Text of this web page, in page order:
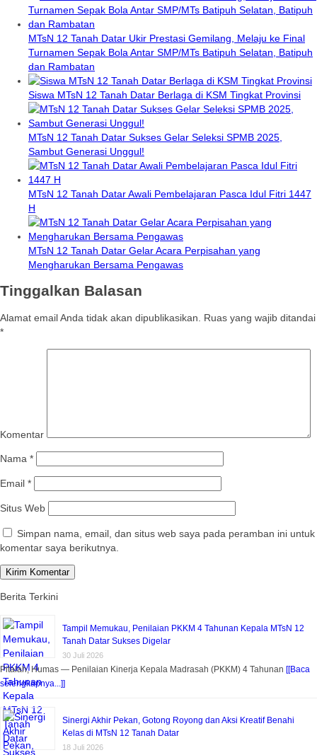
MTsN 12 Tanah Datar Ukir Prestasi Gemilang, Melaju ke Final
Turnamen Sepak Bola Antar SMP/MTs Batipuh Selatan, Batipuh
dan Rambatan
Siswa MTsN 12 Tanah Datar Berlaga di KSM Tingkat Provinsi
MTsN 12 Tanah Datar Sukses Gelar Seleksi SPMB 2025,
Sambut Generasi Unggul!
MTsN 12 Tanah Datar Awali Pembelajaran Pasca Idul Fitri 1447
H
MTsN 12 Tanah Datar Gelar Acara Perpisahan yang
Mengharukan Bersama Pengawas
Tinggalkan Balasan
Alamat email Anda tidak akan dipublikasikan. Ruas yang wajib ditandai
*
Komentar
Nama *
Email *
Situs Web
Simpan nama, email, dan situs web saya pada peramban ini untuk
komentar saya berikutnya.
Berita Terkini
Tampil Memukau, Penilaian PKKM 4 Tahunan Kepala MTsN 12
Tanah Datar Sukses Digelar
30 Juli 2026
Pitalah, Humas — Penilaian Kinerja Kepala Madrasah (PKKM) 4 Tahunan [[Baca
selengkapnya...]]
Sinergi Akhir Pekan, Gotong Royong dan Aksi Kreatif Benahi
Kelas di MTsN 12 Tanah Datar
18 Juli 2026